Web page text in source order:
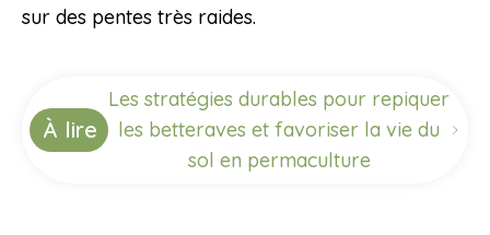
sur des pentes très raides.
À lire
Les stratégies durables pour repiquer
les betteraves et favoriser la vie du
sol en permaculture